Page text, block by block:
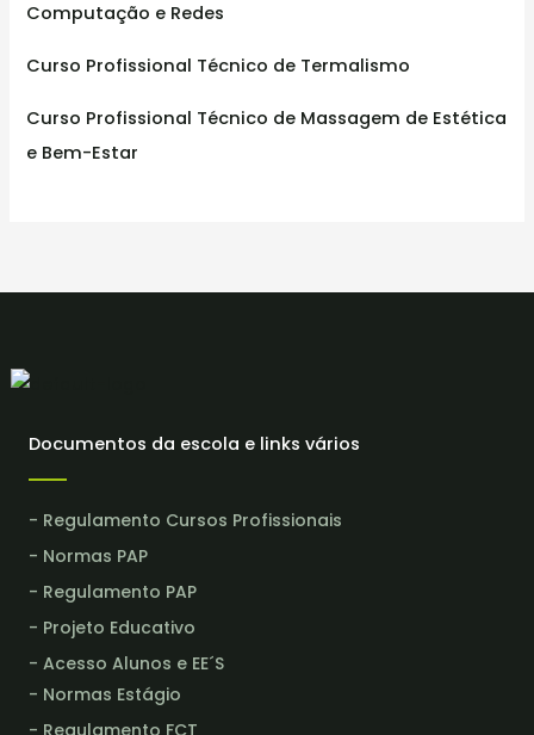
Computação e Redes
Curso Profissional Técnico de Termalismo
Curso Profissional Técnico de Massagem de Estética
e Bem-Estar
Documentos da escola e links vários
- Regulamento Cursos Profissionais
- Normas PAP
- Regulamento PAP
- Projeto Educativo
- Acesso Alunos e EE´S
- Normas Estágio
- Regulamento FCT